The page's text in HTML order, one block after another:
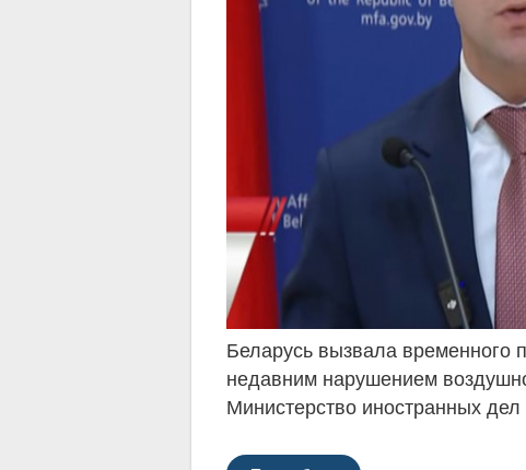
Беларусь вызвала временного
недавним нарушением
Министерство иностранных